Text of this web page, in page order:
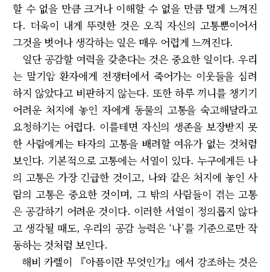
할 수 없을 만큼 크거나 이해할 수 없을 만큼 멀게 느껴진
다. 더욱이 내게 뚜렷한 것은 오직 자신의 고통뿐이어서
그것을 벗어나 생각하는 일은 매우 어렵게 느껴진다.
일단 공감할 여력을 갖춘다는 것은 중요한 일이다. 우리
는 말기암 환자에게 전쟁터에서 죽어가는 이웃들을 심려
하지 않았다고 비판하지 않는다. 또한 하루 끼니를 챙기기
어려운 처지에 놓인 자에게 동물의 고통을 숙고해달라고
요청하기는 어렵다. 이를테면 자신의 생존을 보장받지 못
한 사람에게는 타자의 고통을 배려할 여유가 없는 것처럼
보인다. 기본적으로 고통에는 서열이 있다. 누구에게든 나
의 고통은 가장 긴급한 것이고, 나와 같은 처지에 놓인 사
람의 고통은 중요한 것이며, 그 밖의 사람들이 겪는 고통
은 공감하기 어려운 것이다. 이러한 서열이 정의롭지 않다
고 생각될 때도, 우리의 공감 능력은 ‘나’를 기준으로만 작
동하는 것처럼 보인다.
해비 카렐이 『아픔이란 무엇인가』에서 강조하는 것은